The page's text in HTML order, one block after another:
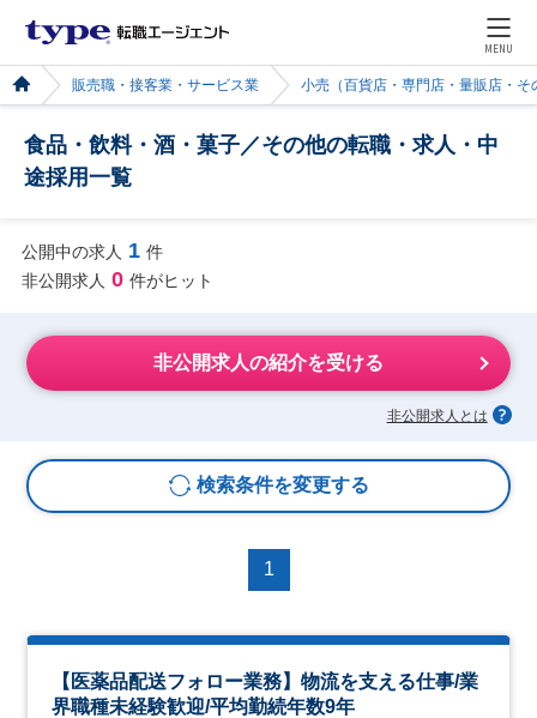
MENU
販売職・接客業・サービス業 小売（百貨店・専門店・量販店・そ
食品・飲料・酒・菓子／その他の転職・求人・中
途採用一覧
公開中の求人 1 件
非公開求人 0 件がヒット
非公開求人の紹介を受ける
非公開求人とは
検索条件を変更する
1
【医薬品配送フォロー業務】物流を支える仕事/業
界職種未経験歓迎/平均勤続年数9年